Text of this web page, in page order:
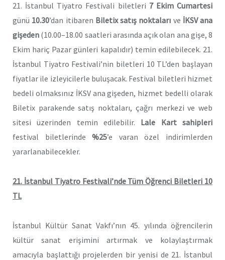
21. İstanbul Tiyatro Festivali biletleri 7 Ekim Cumartesi
günü 10.30’dan itibaren Biletix satış noktaları ve İKSV ana
gişeden (10.00–18.00 saatleri arasında açık olan ana gişe, 8
Ekim hariç Pazar günleri kapalıdır) temin edilebilecek. 21.
İstanbul Tiyatro Festivali’nin biletleri 10 TL’den başlayan
fiyatlar ile izleyicilerle buluşacak. Festival biletleri hizmet
bedeli olmaksınız İKSV ana gişeden, hizmet bedelli olarak
Biletix parakende satış noktaları, çağrı merkezi ve web
sitesi üzerinden temin edilebilir. Lale Kart sahipleri
festival biletlerinde%25’e varan özel indirimlerden
yararlanabilecekler.
21. İstanbul Tiyatro Festivali’nde Tüm Öğrenci Biletleri 10
TL
İstanbul Kültür Sanat Vakfı’nın 45. yılında öğrencilerin
kültür sanat erişimini artırmak ve kolaylaştırmak
amacıyla başlattığı projelerden bir yenisi de 21. İstanbul